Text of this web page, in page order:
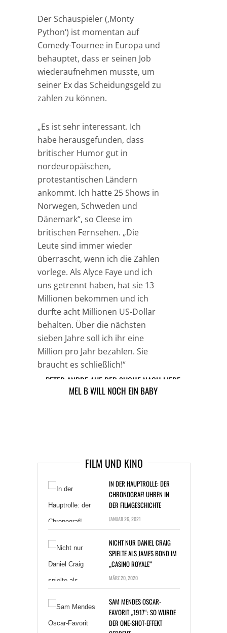
Der Schauspieler (‚Monty
Python‘) ist momentan auf
Comedy-Tournee in Europa und
behauptet, dass er seinen Job
wiederaufnehmen musste, um
seiner Ex das Scheidungsgeld zu
zahlen zu können.
„Es ist sehr interessant. Ich
habe herausgefunden, dass
britischer Humor gut in
nordeuropäischen,
protestantischen Ländern
ankommt. Ich hatte 25 Shows in
Norwegen, Schweden und
Dänemark“, so Cleese im
britischen Fernsehen. „Die
Leute sind immer wieder
überrascht, wenn ich die Zahlen
vorlege. Als Alyce Faye und ich
uns getrennt haben, hat sie 13
Millionen bekommen und ich
durfte acht Millionen US-Dollar
behalten. Über die nächsten
sieben Jahre soll ich ihr eine
Million pro Jahr bezahlen. Sie
braucht es schließlich!“
HOLLYWOOD
PETER ANDRE AUF DER SUCHE NACH LIEBE
MEL B WILL NOCH EIN BABY
FILM UND KINO
IN DER HAUPTROLLE: DER
DER FILMGESCHICHTE
JANUAR 26, 2021
„CASINO ROYALE“
MÄRZ 20, 2020
DER ONE-SHOT-EFFEKT
GEDREHT
JANUAR 20, 2020